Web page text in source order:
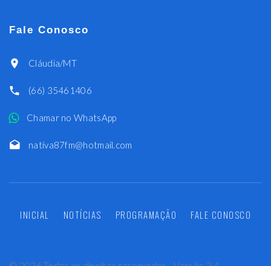
Fale Conosco
Cláudia/MT
(66) 35461406
Chamar no WhatsApp
nativa87fm@hotmail.com
INICIAL NOTÍCIAS PROGRAMAÇÃO FALE CONOSCO